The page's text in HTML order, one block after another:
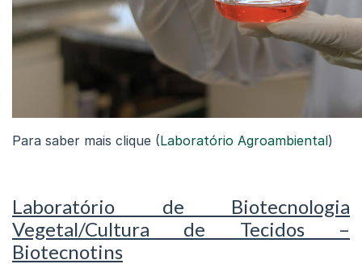
Para saber mais clique (Laboratório Agroambiental)
Laboratório de Biotecnologia
Vegetal/Cultura de Tecidos –
Biotecnotins